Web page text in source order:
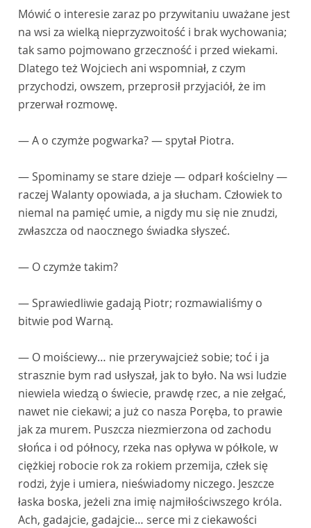
Mówić o interesie zaraz po przywitaniu uważane jest
na wsi za wielką nieprzyzwoitość i brak wychowania;
tak samo pojmowano grzeczność i przed wiekami.
Dlatego też Wojciech ani wspomniał, z czym
przychodzi, owszem, przeprosił przyjaciół, że im
przerwał rozmowę.
— A o czymże pogwarka? — spytał Piotra.
— Spominamy se stare dzieje — odparł kościelny —
raczej Walanty opowiada, a ja słucham. Człowiek to
niemal na pamięć umie, a nigdy mu się nie znudzi,
zwłaszcza od naocznego świadka słyszeć.
— O czymże takim?
— Sprawiedliwie gadają Piotr; rozmawialiśmy o
bitwie pod Warną.
— O moiściewy… nie przerywajcież sobie; toć i ja
strasznie bym rad usłyszał, jak to było. Na wsi ludzie
niewiela wiedzą o świecie, prawdę rzec, a nie zełgać,
nawet nie ciekawi; a już co nasza Poręba, to prawie
jak za murem. Puszcza niezmierzona od zachodu
słońca i od północy, rzeka nas opływa w półkole, w
ciężkiej robocie rok za rokiem przemija, człek się
rodzi, żyje i umiera, nieświadomy niczego. Jeszcze
łaska boska, jeżeli zna imię najmiłościwszego króla.
Ach, gadajcie, gadajcie… serce mi z ciekawości